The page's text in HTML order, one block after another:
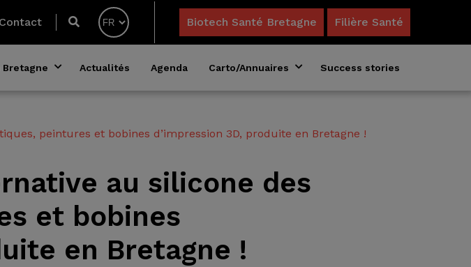
Contact Biotech Santé Bretagne Filière Santé
Actualités Agenda Carto/Annuaires Success stories
peintures et bobines d’impression 3D, produite en Bretagne !
au silicone des
et bobines
en Bretagne !